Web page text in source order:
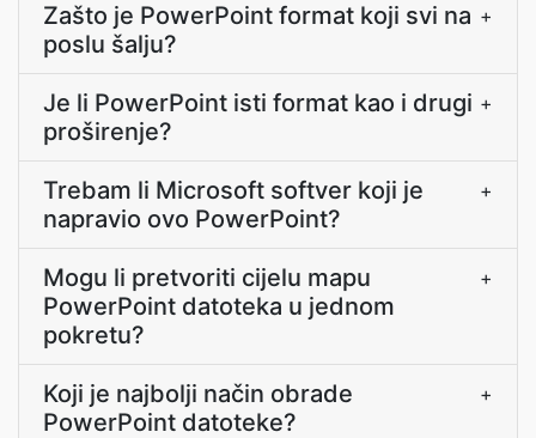
Zašto je PowerPoint format koji svi na
poslu šalju?
+
Je li PowerPoint isti format kao i drugi
proširenje?
+
Trebam li Microsoft softver koji je
napravio ovo PowerPoint?
+
Mogu li pretvoriti cijelu mapu
PowerPoint datoteka u jednom
pokretu?
+
Koji je najbolji način obrade
PowerPoint datoteke?
+